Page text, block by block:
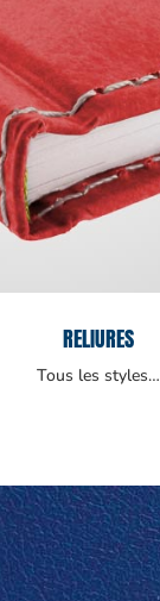
RELIURES
Tous les styles…